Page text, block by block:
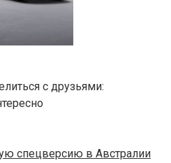
с друзьями:
спецверсию в Австралии